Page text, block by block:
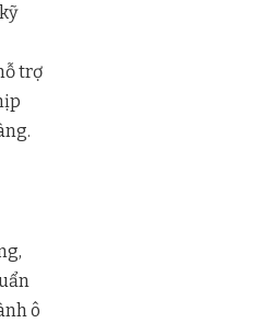
trợ
ô